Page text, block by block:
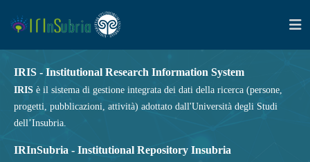
IRIS - Institutional Research Information System
IRIS è il sistema di gestione integrata dei dati della ricerca (persone,
progetti, pubblicazioni, attività) adottato dall'Università degli Studi
dell’Insubria.
IRInSubria - Institutional Repository Insubria